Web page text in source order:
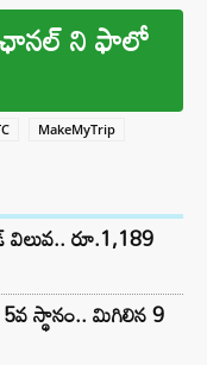
ని ఫాలో
MakeMyTrip
రూ.1,189
స్థానం.. మిగిలిన 9